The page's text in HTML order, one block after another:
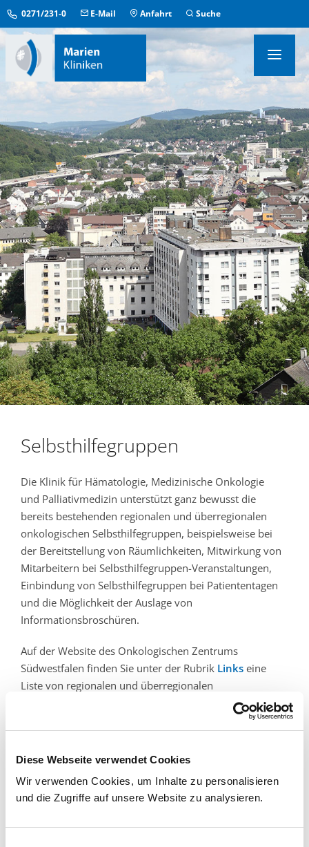
Diese Webseite verwendet Cookies
Wir verwenden Cookies, um Inhalte zu personalisieren
und die Zugriffe auf unsere Website zu analysieren.
0271/231-0 E-Mail Anfahrt Suche
KLINIKEN & INSTITUTE
MEDIZINISCHE ZENTREN
ÜBERGREIFENDE EINRICHTUNGEN
PFLEGE & AUFENTHALT
KONTAKT & SERVICE
IM NOTFALL
Selbsthilfegruppen
Die Klinik für Hämatologie, Medizinische Onkologie
und Palliativmedizin unterstützt ganz bewusst die
bereits bestehenden regionalen und überregionalen
onkologischen Selbsthilfegruppen, beispielsweise bei
der Bereitstellung von Räumlichkeiten, Mitwirkung von
Mitarbeitern bei Selbsthilfegruppen-Veranstaltungen,
Einbindung von Selbsthilfegruppen bei Patiententagen
und die Möglichkeit der Auslage von
Informationsbroschüren.
Auf der Website des Onkologischen Zentrums
Südwestfalen finden Sie unter der Rubrik Links eine
Liste von regionalen und überregionalen
Kliniken & Institute
Klinik für Hämatologie, Medizinische Onkologie und
Palliativmedizin
Kontakt und Sprechstunde